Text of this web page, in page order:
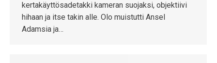
kertakäyttösadetakki kameran suojaksi, objektiivi
hihaan ja itse takin alle. Olo muistutti Ansel
Adamsia ja…